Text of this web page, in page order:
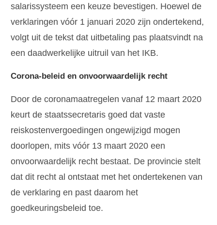
salarissysteem een keuze bevestigen. Hoewel de
verklaringen vóór 1 januari 2020 zijn ondertekend,
volgt uit de tekst dat uitbetaling pas plaatsvindt na
een daadwerkelijke uitruil van het IKB.
Corona-beleid en onvoorwaardelijk recht
Door de coronamaatregelen vanaf 12 maart 2020
keurt de staatssecretaris goed dat vaste
reiskostenvergoedingen ongewijzigd mogen
doorlopen, mits vóór 13 maart 2020 een
onvoorwaardelijk recht bestaat. De provincie stelt
dat dit recht al ontstaat met het ondertekenen van
de verklaring en past daarom het
goedkeuringsbeleid toe.